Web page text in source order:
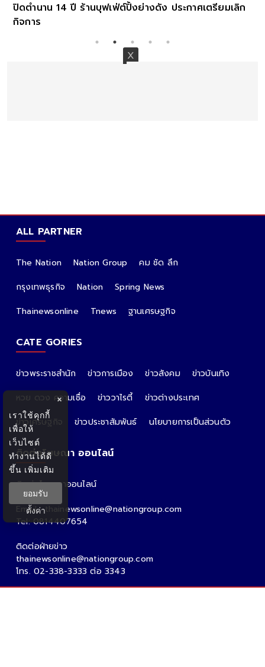
ปิดตำนาน 14 ปี ร้านบุฟเฟ่ต์ปิ้งย่างดัง ประกาศเตรียมเลิก
กิจการ
ALL PARTNER
The Nation Nation Group
คม ชัด ลึก
กรุงเทพธุรกิจ
Nation
Spring News
Thainewsonline
Tnews ฐานเศรษฐกิจ
CATE GORIES
ข่าวพระราชสำนัก ข่าวการเมือง ข่าวสังคม
ข่าวบันเทิง
หวย ดวง ความเชื่อ
ข่าววาไรตี้
ข่าวต่างประเทศ
ข่าวเศรษฐกิจ
ข่าวประชาสัมพันธ์ นโยบายการเป็นส่วนตัว
ติดต่อโฆษณา ออนไลน์
ติดต่อโฆษณาออนไลน์
คุณอ้อ
Email : thainewsonline@nationgroup.com
Tel: 0814407654
ติดต่อฝ่ายข่าว
thainewsonline@nationgroup.com
โทร. 02-338-3333 ต่อ 3343
×
เราใช้คุกกี้
เพื่อให้
เว็บไซต์
ทำงานได้ดี
ขึ้น เพิ่มเติม
ยอมรับ
ตั้งค่า